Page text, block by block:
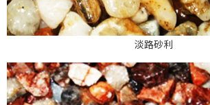
淡路砂利